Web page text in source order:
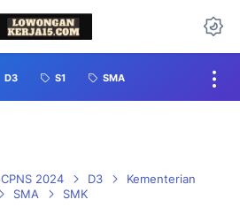
D3 S1 SMA
CPNS 2024 D3
Kementerian
SMA SMK